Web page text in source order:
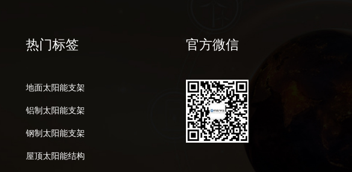
热门标签
地面太阳能支架
铝制太阳能支架
钢制太阳能支架
屋顶太阳能结构
官方微信